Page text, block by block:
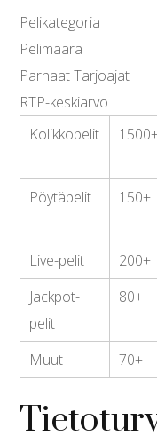
Pelikategoria
Pelimäärä
Parhaat Tarjoajat
RTP-keskiarvo
Kolikkopelit
Pöytäpelit 150+
Live-pelit 200+
Jackpot-
pelit
80+
Muut 70+